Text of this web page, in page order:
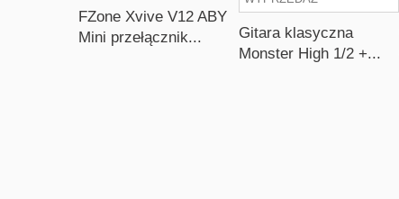
FZone Xvive V12 ABY
Mini przełącznik...
Gitara klasyczna
Monster High 1/2 +...